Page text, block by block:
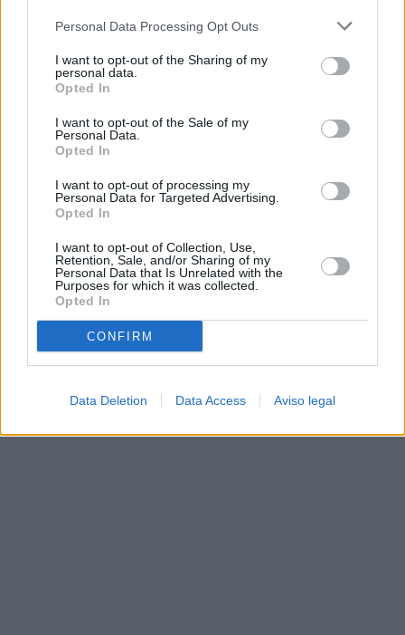
negar su consentimiento. Tenga en cuenta que algún
de su consentimiento, pero usted tiene el derecho de
rechazar tal procesamiento. Sus preferencias se aplicarán
cualquier momento entrando de nuevo en este sitio web o
visitando nuestra política de privacidad.
Personal Data Processing Opt Outs
I want to opt-out of the Sharing of my
personal data.
Opted In
I want to opt-out of the Sale of my
Personal Data.
Opted In
I want to opt-out of processing my
Personal Data for Targeted Advertising.
Opted In
I want to opt-out of Collection, Use,
Retention, Sale, and/or Sharing of my
Personal Data that Is Unrelated with the
Purposes for which it was collected.
Opted In
CONFIRM
Data Deletion Data Access Aviso legal